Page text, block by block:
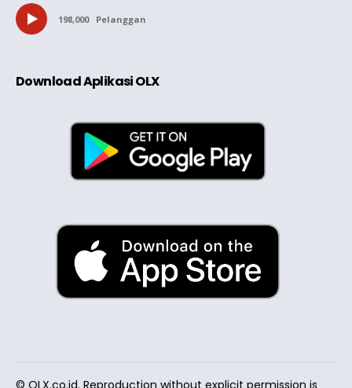
198,000 Pelanggan
Download Aplikasi OLX